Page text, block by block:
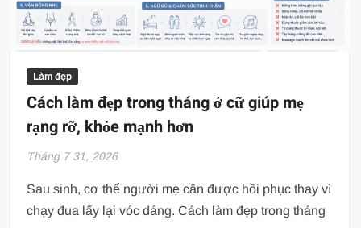
Làm đẹp
Cách làm đẹp trong tháng ở cữ giúp mẹ
rạng rỡ, khỏe mạnh hơn
Tháng 7 31, 2026
Sau sinh, cơ thể người mẹ cần được hồi phục thay vì
chạy đua lấy lại vóc dáng. Cách làm đẹp trong tháng